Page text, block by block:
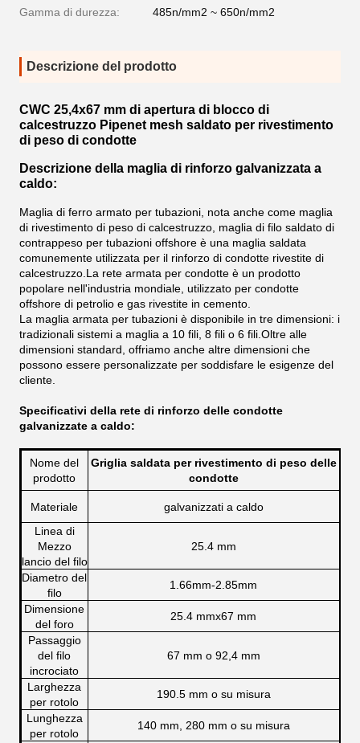
Gamma di durezza: 485n/mm2 ~ 650n/mm2
Descrizione del prodotto
CWC 25,4x67 mm di apertura di blocco di
calcestruzzo Pipenet mesh saldato per rivestimento
di peso di condotte
Descrizione della maglia di rinforzo galvanizzata a
caldo:
Maglia di ferro armato per tubazioni, nota anche come maglia
di rivestimento di peso di calcestruzzo, maglia di filo saldato di
contrappeso per tubazioni offshore è una maglia saldata
comunemente utilizzata per il rinforzo di condotte rivestite di
calcestruzzo.La rete armata per condotte è un prodotto
popolare nell'industria mondiale, utilizzato per condotte
offshore di petrolio e gas rivestite in cemento.
La maglia armata per tubazioni è disponibile in tre dimensioni: i
tradizionali sistemi a maglia a 10 fili, 8 fili o 6 fili.Oltre alle
dimensioni standard, offriamo anche altre dimensioni che
possono essere personalizzate per soddisfare le esigenze del
cliente.
Specificativi della rete di rinforzo delle condotte
galvanizzate a caldo:
Nome del
prodotto
Griglia saldata per rivestimento di peso delle
condotte
Materiale
galvanizzati a caldo
Linea di
Mezzo
lancio del filo
25.4 mm
Diametro del
filo
1.66mm-2.85mm
Dimensione
del foro
25.4 mmx67 mm
Passaggio
del filo
incrociato
67 mm o 92,4 mm
Larghezza
per rotolo
190.5 mm o su misura
Lunghezza
per rotolo
140 mm, 280 mm o su misura